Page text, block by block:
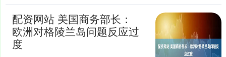
配资网站 美国商务部长：
欧洲对格陵兰岛问题反应过
度